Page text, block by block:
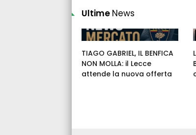
Ultime News
TIAGO GABRIEL, IL BENFICA
NON MOLLA: il Lecce
attende la nuova offerta